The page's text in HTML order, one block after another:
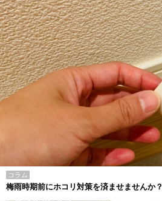
コラム
梅雨時期前にホコリ対策を済ませませんか？